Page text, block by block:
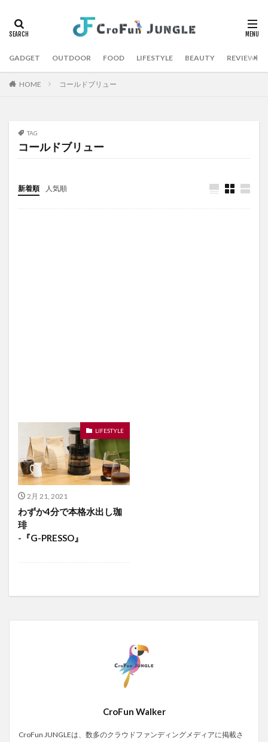
GADGET OUTDOOR FOOD LIFESTYLE BEAUTY REVIEW
HOME コールドブリュー
TAG
コールドブリュー
新着順 人気順
LIFESTYLE
2月 21, 2021
わずか4分で本格水出し珈
琲
-『G-PRESSO』
CroFun Walker
CroFun JUNGLEは、数多のクラウドファンディングメディアに掲載さ